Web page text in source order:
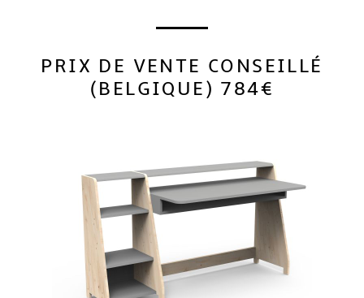
PRIX DE VENTE CONSEILLÉ
(BELGIQUE) 784€